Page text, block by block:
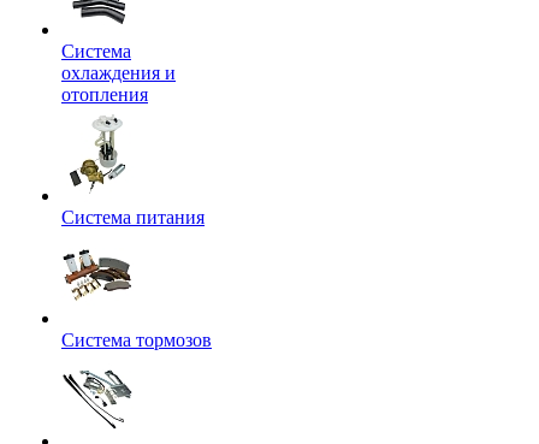
Система
охлаждения и
отопления
Система питания
Система тормозов